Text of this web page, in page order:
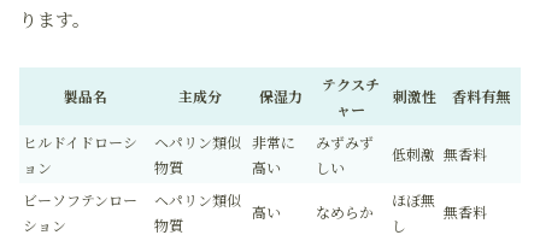
ります。
製品名 主成分 保湿力
テクスチ
ャー
刺激性 香料有無
ヒルドイドローシ
ョン
ヘパリン類似
物質
非常に
高い
みずみず
しい
低刺激 無香料
ビーソフテンロー
ション
ヘパリン類似
物質
高い なめらか
ほぼ無
し
無香料